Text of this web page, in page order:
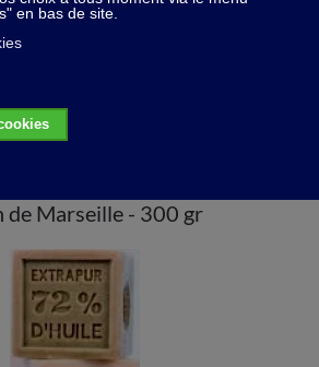
du bain et de la douche
Marseille - 300 gr
de Marseille - 300 gr